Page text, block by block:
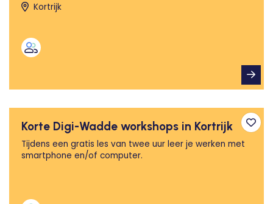
Kortrijk
Korte Digi-Wadde workshops in Kortrijk
Tijdens een gratis les van twee uur leer je werken met
smartphone en/of computer.